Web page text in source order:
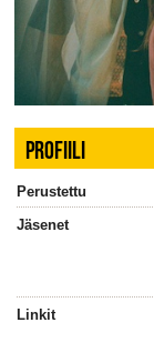
PROFIILI
Perustettu
Jäsenet
Linkit